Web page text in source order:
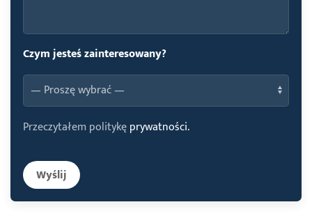
Czym jesteś zainteresowany?
Przeczytałem politykęprywatności.
Wyślij